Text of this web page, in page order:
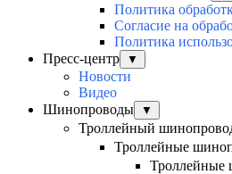
Политика
Согласие на
Политика
Пресс-центр
▼
Новости
Видео
Шинопроводы
▼
Троллейный
Троллейные
Троллейные